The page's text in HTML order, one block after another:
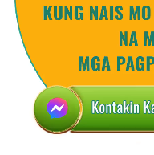
upang sa katapusan
ng tao ay malinis,
na pagkakilala sa
banal na tao. Kapag
lahat ay makakamit.
bagay na nasa loob